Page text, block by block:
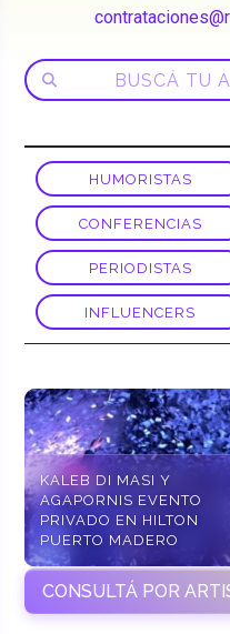
HUMORISTAS
CONFERENCIAS
PERIODISTAS
INFLUENCERS
KALEB DI MASI Y
AGAPORNIS EVENTO
PRIVADO EN HILTON
PUERTO MADERO
CONSULTÁ POR